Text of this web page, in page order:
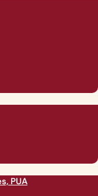
PUA